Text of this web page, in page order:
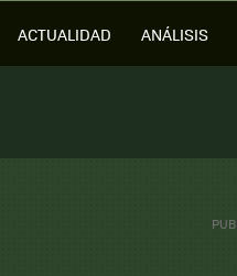
ACTUALIDAD ANÁLISIS